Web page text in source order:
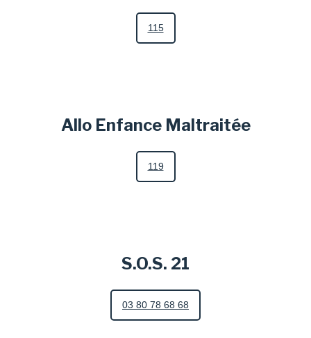
115
Allo Enfance Maltraitée
119
S.O.S. 21
03 80 78 68 68